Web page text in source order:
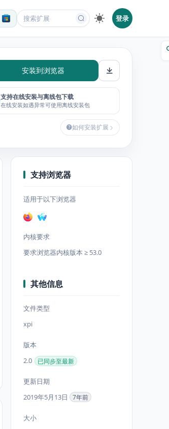
登录
安装到浏览器
支持在线安装与离线包下载
在线安装如遇异常可使用离线安装包
如何安装扩展
支持浏览器
适用于以下浏览器
内核要求
要求浏览器内核版本 ≥ 53.0
其他信息
文件类型
xpi
版本
2.0
已同步至最新
更新日期
2019年5月13日
7年前
大小